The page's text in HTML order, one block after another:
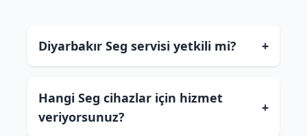
Diyarbakır Seg servisi yetkili mi? +
Hangi Seg cihazlar için hizmet
veriyorsunuz?
+